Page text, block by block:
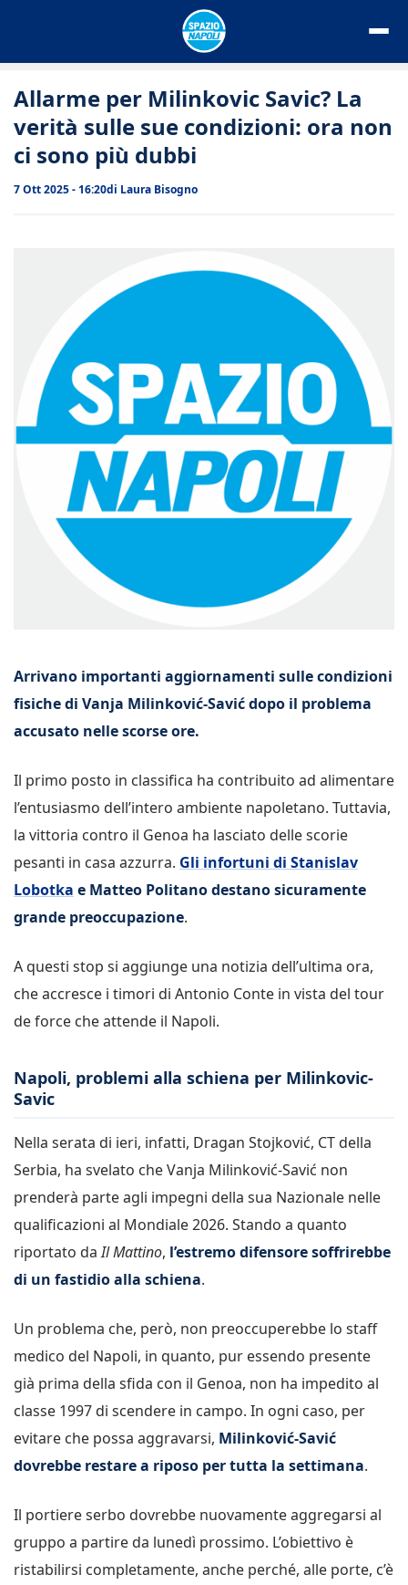
Allarme per Milinkovic Savic? La
verità sulle sue condizioni: ora non
ci sono più dubbi
7 Ott 2025 - 16:20di Laura Bisogno
Arrivano importanti aggiornamenti sulle condizioni
fisiche di Vanja Milinković-Savić dopo il problema
accusato nelle scorse ore.
Il primo posto in classifica ha contribuito ad alimentare
l’entusiasmo dell’intero ambiente napoletano. Tuttavia,
la vittoria contro il Genoa ha lasciato delle scorie
pesanti in casa azzurra. Gli infortuni di Stanislav
Lobotka e Matteo Politano destano sicuramente
grande preoccupazione.
A questi stop si aggiunge una notizia dell’ultima ora,
che accresce i timori di Antonio Conte in vista del tour
de force che attende il Napoli.
Napoli, problemi alla schiena per Milinkovic-
Savic
Nella serata di ieri, infatti, Dragan Stojković, CT della
Serbia, ha svelato che Vanja Milinković-Savić non
prenderà parte agli impegni della sua Nazionale nelle
qualificazioni al Mondiale 2026. Stando a quanto
riportato daIl Mattino, l’estremo difensoresoffrirebbe
di un fastidio alla schiena.
Un problema che, però, non preoccuperebbe lo staff
medico del Napoli, in quanto, pur essendo presente
già prima della sfida con il Genoa, non ha impedito al
classe 1997 di scendere in campo. In ogni caso, per
evitare che possa aggravarsi, Milinković-Savić
dovrebbe restare a riposo per tutta la settimana.
Il portiere serbo dovrebbe nuovamente aggregarsi al
gruppo a partire da lunedì prossimo. L’obiettivo è
ristabilirsi completamente, anche perché, alle porte, c’è